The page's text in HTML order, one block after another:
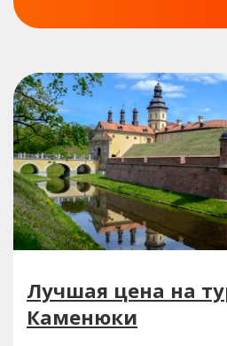
Лучшая цена на
Каменюки